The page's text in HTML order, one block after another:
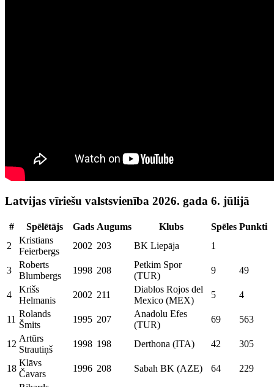
Latvijas vīriešu valstsvienība 2026. gada 6. jūlijā
# Spēlētājs Gads Augums Klubs Spēles Punkti
2
Kristians
Feierbergs
2002 203 BK Liepāja 1
3
Roberts
Blumbergs
1998 208
Petkim Spor
(TUR)
9 49
4
Krišs
Helmanis
2002 211
Diablos Rojos del
Mexico (MEX)
5 4
11
Rolands
Šmits
1995 207
Anadolu Efes
(TUR)
69 563
12
Artūrs
Strautiņš
1998 198 Derthona (ITA) 42 305
18
Klāvs
Čavars
1996 208 Sabah BK (AZE) 64 229